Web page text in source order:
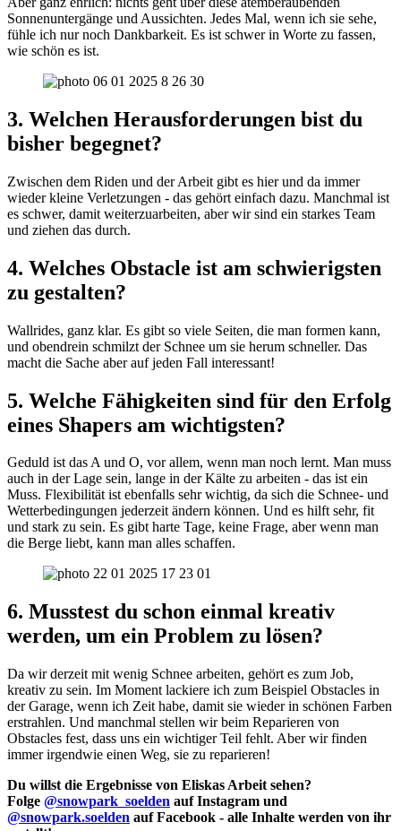
Sonnenuntergänge und Aussichten. Jedes Mal, wenn ich sie sehe,
fühle ich nur noch Dankbarkeit. Es ist schwer in Worte zu fassen,
wie schön es ist.
3. Welchen Herausforderungen bist du
bisher begegnet?
Zwischen dem Riden und der Arbeit gibt es hier und da immer
wieder kleine Verletzungen - das gehört einfach dazu. Manchmal ist
es schwer, damit weiterzuarbeiten, aber wir sind ein starkes Team
und ziehen das durch.
4. Welches Obstacle ist am schwierigsten
zu gestalten?
Wallrides, ganz klar. Es gibt so viele Seiten, die man formen kann,
und obendrein schmilzt der Schnee um sie herum schneller. Das
macht die Sache aber auf jeden Fall interessant!
5. Welche Fähigkeiten sind für den Erfolg
eines Shapers am wichtigsten?
Geduld ist das A und O, vor allem, wenn man noch lernt. Man muss
auch in der Lage sein, lange in der Kälte zu arbeiten - das ist ein
Muss. Flexibilität ist ebenfalls sehr wichtig, da sich die Schnee- und
Wetterbedingungen jederzeit ändern können. Und es hilft sehr, fit
und stark zu sein. Es gibt harte Tage, keine Frage, aber wenn man
die Berge liebt, kann man alles schaffen.
6. Musstest du schon einmal kreativ
werden, um ein Problem zu lösen?
Da wir derzeit mit wenig Schnee arbeiten, gehört es zum Job,
kreativ zu sein. Im Moment lackiere ich zum Beispiel Obstacles in
der Garage, wenn ich Zeit habe, damit sie wieder in schönen Farben
erstrahlen. Und manchmal stellen wir beim Reparieren von
Obstacles fest, dass uns ein wichtiger Teil fehlt. Aber wir finden
immer irgendwie einen Weg, sie zu reparieren!
Du willst die Ergebnisse von Eliskas Arbeit sehen?
Folge @snowpark_soelden auf Instagram und
@snowpark.soelden auf Facebook - alle Inhalte werden von ihr